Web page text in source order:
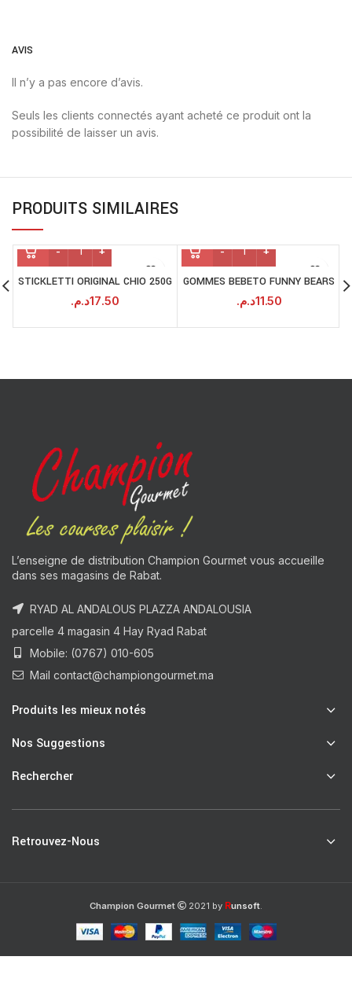
AVIS
Il n’y a pas encore d’avis.
Seuls les clients connectés ayant acheté ce produit ont la
possibilité de laisser un avis.
PRODUITS SIMILAIRES
STICKLETTI ORIGINAL CHIO 250G
17.50د.م.
GOMMES BEBETO FUNNY BEARS
11.50د.م.
L’enseigne de distribution Champion Gourmet vous accueille
dans ses magasins de Rabat.
RYAD AL ANDALOUS PLAZZA ANDALOUSIA
parcelle 4 magasin 4 Hay Ryad Rabat
Mobile: (0767) 010-605
Mail contact@championgourmet.ma
Produits les mieux notés
Nos Suggestions
Rechercher
Retrouvez-Nous
Champion Gourmet 2021 by Runsoft